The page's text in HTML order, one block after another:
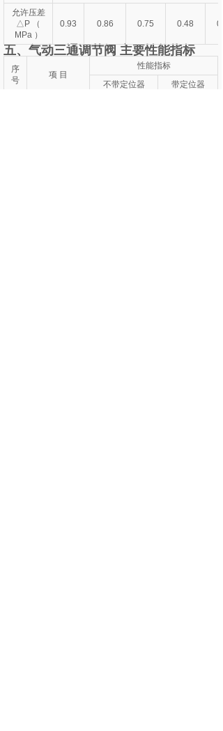
允许压差
△P （
MPa ）
0.93 0.86 0.75 0.48
五、气动三通调节阀 主要性能指标
序
号
项 目
性能指标
不带定位器
带定位器